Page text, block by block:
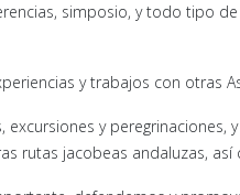
simposio, y todo tipo de
y trabajos con otras
excursiones y
rutas jacobeas andaluzas,